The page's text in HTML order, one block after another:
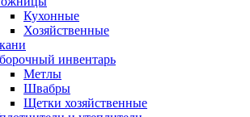
Кухонные
Хозяйственные
инвентарь
Метлы
Швабры
Щетки хозяйственные